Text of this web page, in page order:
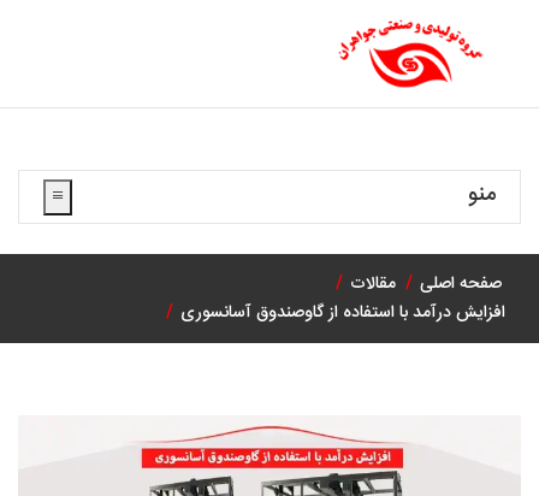
منو
صفحه اصلی
مقالات
افزایش درآمد با استفاده از گاوصندوق آسانسوری